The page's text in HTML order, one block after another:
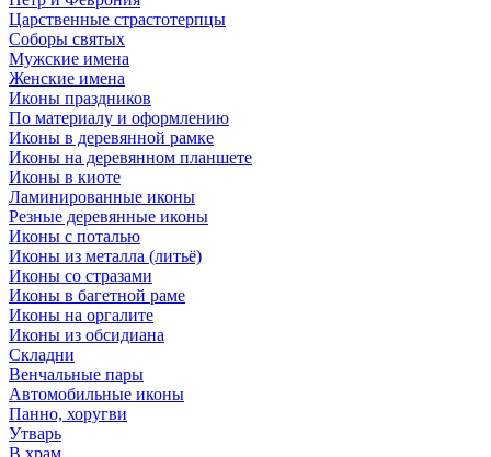
Царственные страстотерпцы
Соборы святых
Мужские имена
Женские имена
Иконы праздников
По материалу и оформлению
Иконы в деревянной рамке
Иконы на деревянном планшете
Иконы в киоте
Ламинированные иконы
Резные деревянные иконы
Иконы с поталью
Иконы из металла (литьё)
Иконы со стразами
Иконы в багетной раме
Иконы на оргалите
Иконы из обсидиана
Складни
Венчальные пары
Автомобильные иконы
Панно, хоругви
Утварь
В храм